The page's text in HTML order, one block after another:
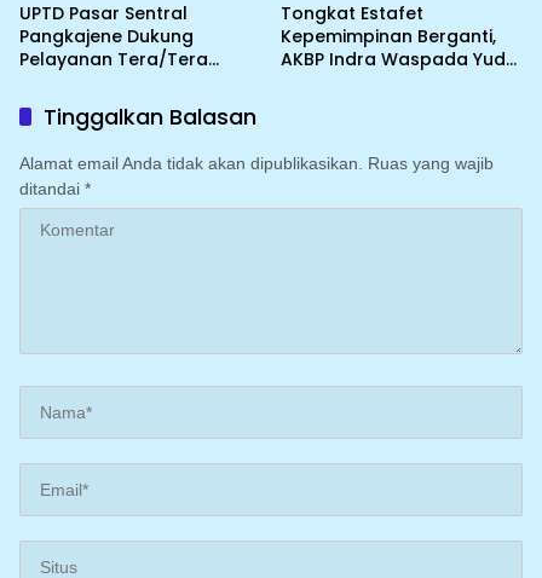
UPTD Pasar Sentral
Pangkajene Dukung
Pelayanan Tera/Tera
Tongkat Estafet
Kepemimpinan Berganti,
AKBP Indra Waspada Yuda
Tinggalkan Balasan
Alamat email Anda tidak akan dipublikasikan. Ruas yang wajib
ditandai *